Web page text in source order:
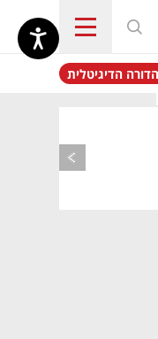
נפתח בכרטיסייה חדשה
הדיגיטלית